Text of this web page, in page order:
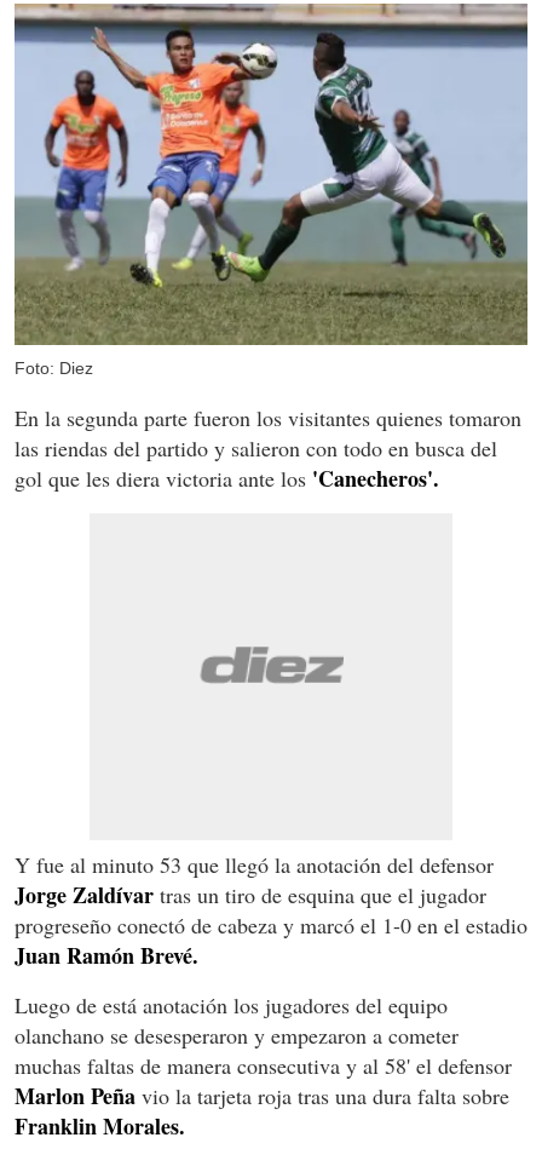
Foto: Diez
En la segunda parte fueron los visitantes quienes tomaron
las riendas del partido y salieron con todo en busca del
gol que les diera victoria ante los 'Canecheros'.
Y fue al minuto 53 que llegó la anotación del defensor
Jorge Zaldívar tras un tiro de esquina que el jugador
progreseño conectó de cabeza y marcó el 1-0 en el estadio
Juan Ramón Brevé.
Luego de está anotación los jugadores del equipo
olanchano se desesperaron y empezaron a cometer
muchas faltas de manera consecutiva y al 58' el defensor
Marlon Peña vio la tarjeta roja tras una dura falta sobre
Franklin Morales.